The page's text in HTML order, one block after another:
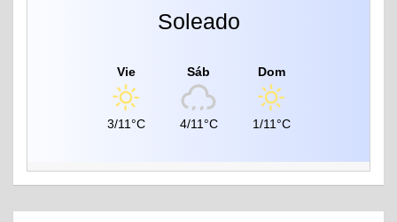
Soleado
Vie
3/11°C
Sáb
4/11°C
Dom
1/11°C